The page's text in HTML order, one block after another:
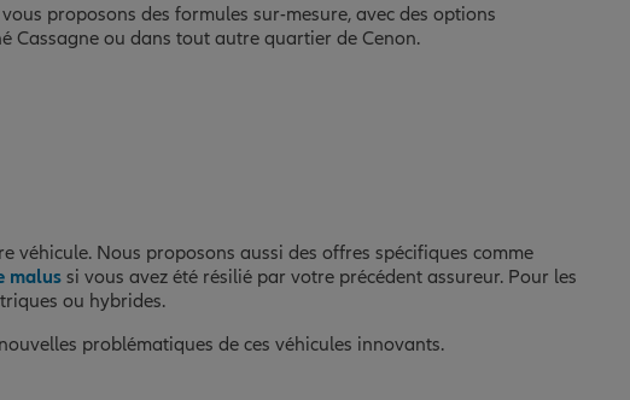
proposons des formules sur-mesure, avec des options
Cassagne ou dans tout autre quartier de Cenon.
véhicule. Nous proposons aussi des offres spécifiques comme
malus si vous avez été résilié par votre précédent assureur. Pour les
ou hybrides.
problématiques de ces véhicules innovants.